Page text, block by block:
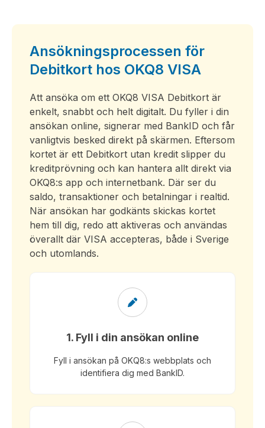
Ansökningsprocessen för
Debitkort hos OKQ8 VISA
Att ansöka om ett OKQ8 VISA Debitkort är
enkelt, snabbt och helt digitalt. Du fyller i din
ansökan online, signerar med BankID och får
vanligtvis besked direkt på skärmen. Eftersom
kortet är ett Debitkort utan kredit slipper du
kreditprövning och kan hantera allt direkt via
OKQ8:s app och internetbank. Där ser du
saldo, transaktioner och betalningar i realtid.
När ansökan har godkänts skickas kortet
hem till dig, redo att aktiveras och användas
överallt där VISA accepteras, både i Sverige
och utomlands.
1. Fyll i din ansökan online
Fyll i ansökan på OKQ8:s webbplats och
identifiera dig med BankID.